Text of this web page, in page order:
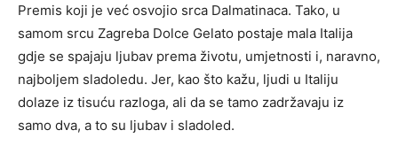
Premis koji je već osvojio srca Dalmatinaca. Tako, u
samom srcu Zagreba Dolce Gelato postaje mala Italija
gdje se spajaju ljubav prema životu, umjetnosti i, naravno,
najboljem sladoledu. Jer, kao što kažu, ljudi u Italiju
dolaze iz tisuću razloga, ali da se tamo zadržavaju iz
samo dva, a to su ljubav i sladoled.